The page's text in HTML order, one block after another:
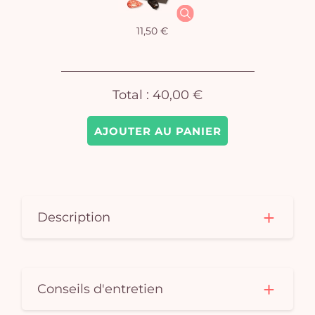
AJOUTER AU PANIER
11,50 €
Total : 40,00 €
Description
Conseils d'entretien